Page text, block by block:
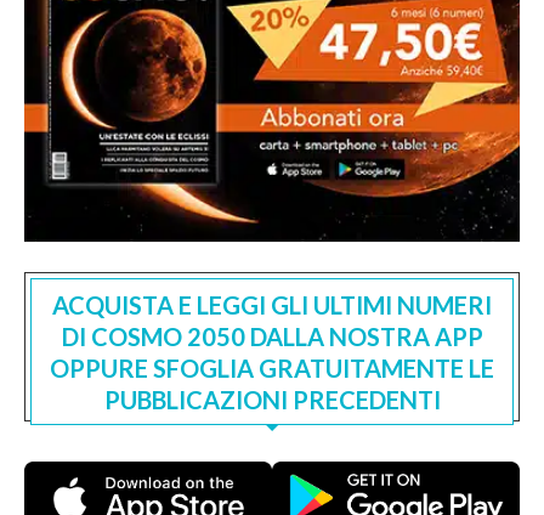
ACQUISTA E LEGGI GLI ULTIMI NUMERI
DI COSMO 2050 DALLA NOSTRA APP
OPPURE SFOGLIA GRATUITAMENTE LE
PUBBLICAZIONI PRECEDENTI